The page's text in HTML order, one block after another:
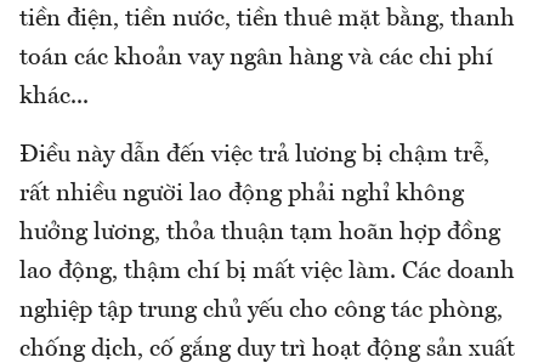
tiền điện, tiền nước, tiền thuê mặt bằng, thanh
toán các khoản vay ngân hàng và các chi phí
khác...
Điều này dẫn đến việc trả lương bị chậm trễ,
rất nhiều người lao động phải nghỉ không
hưởng lương, thỏa thuận tạm hoãn hợp đồng
lao động, thậm chí bị mất việc làm. Các doanh
nghiệp tập trung chủ yếu cho công tác phòng,
chống dịch, cố gắng duy trì hoạt động sản xuất